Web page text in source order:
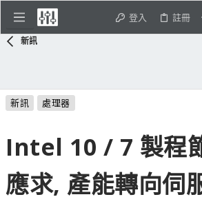
登入 註冊
新訊
新訊 處理器
Intel 10 / 7 製程
應求, 產能轉向伺